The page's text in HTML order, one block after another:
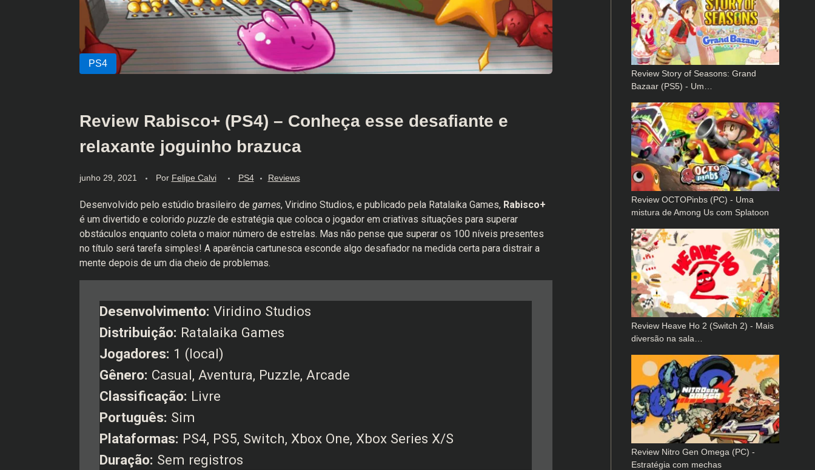
Review Rabisco+ (PS4) – Conheça esse desafiante e
relaxante joguinho brazuca
junho 29, 2021 Por Felipe Calvi PS4 Reviews
Desenvolvido pelo estúdio brasileiro de games, Viridino Studios, e publicado pela Ratalaika Games, Rabisco+
é um divertido e colorido puzzlede estratégia que coloca o jogador em criativas situações para superar
obstáculos enquanto coleta o maior número de estrelas. Mas não pense que superar os 100 níveis presentes
no título será tarefa simples! A aparência cartunesca esconde algo desafiador na medida certa para distrair a
mente depois de um dia cheio de problemas.
Desenvolvimento: Viridino Studios
Distribuição: Ratalaika Games
Jogadores: 1 (local)
Gênero: Casual, Aventura, Puzzle, Arcade
Classificação: Livre
Português: Sim
Plataformas: PS4, PS5, Switch, Xbox One, Xbox Series X/S
Duração: Sem registros
Review Story of Seasons: Grand
Bazaar (PS5) - Um…
Review OCTOPinbs (PC) - Uma
mistura de Among Us com Splatoon
Review Heave Ho 2 (Switch 2) - Mais
diversão na sala…
Review Nitro Gen Omega (PC) -
Estratégia com mechas